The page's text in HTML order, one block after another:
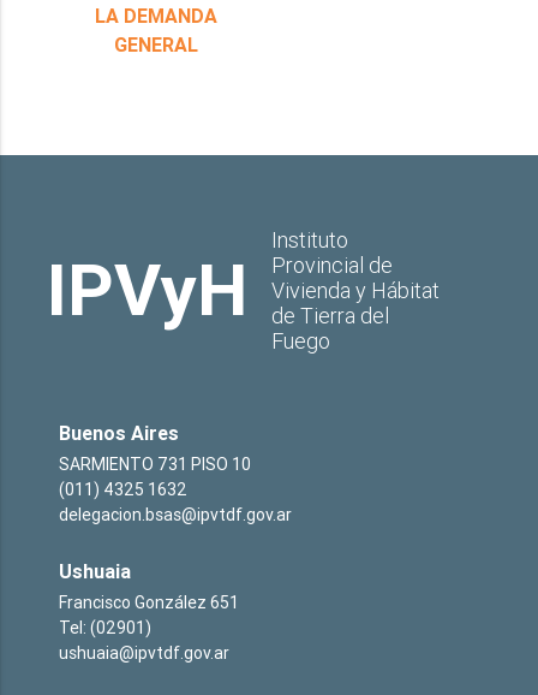
LA DEMANDA
GENERAL
IPVyH
Instituto
Provincial de
Vivienda y Hábitat
de Tierra del
Fuego
Buenos Aires
SARMIENTO 731 PISO 10
(011) 4325 1632
delegacion.bsas@ipvtdf.gov.ar
Ushuaia
Francisco González 651
Tel: (02901)
ushuaia@ipvtdf.gov.ar